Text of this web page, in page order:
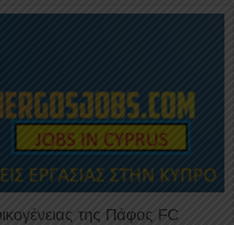
της Πάφος FC